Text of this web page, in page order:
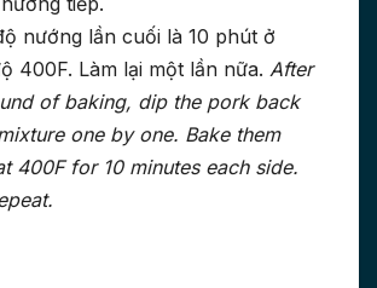
nướng lần cuối là 10 phút ở
400F. Làm lại một lần nữa. After
of baking, dip the pork back
one by one. Bake them
400F for 10 minutes each side.